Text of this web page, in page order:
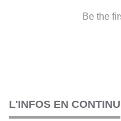
L'INFOS EN CONTINU